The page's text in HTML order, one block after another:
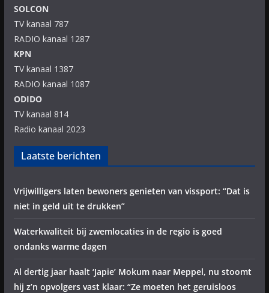
SOLCON
TV kanaal 787
RADIO kanaal 1287
KPN
TV kanaal 1387
RADIO kanaal 1087
ODIDO
TV kanaal 814
Radio kanaal 2023
Laatste berichten
Vrijwilligers laten bewoners genieten van vissport: “Dat is
niet in geld uit te drukken”
Waterkwaliteit bij zwemlocaties in de regio is goed
ondanks warme dagen
Al dertig jaar haalt ‘Japie’ Mokum naar Meppel, nu stoomt
hij z’n opvolgers vast klaar: “Ze moeten het geruisloos